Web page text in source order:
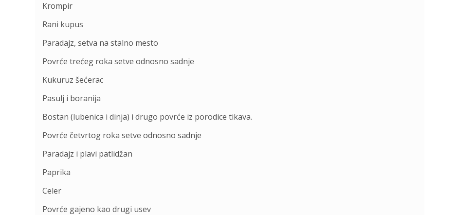
Krompir
Rani kupus
Paradajz, setva na stalno mesto
Povrće trećeg roka setve odnosno sadnje
Kukuruz šećerac
Pasulj i boranija
Bostan (lubenica i dinja) i drugo povrće iz porodice tikava.
Povrće četvrtog roka setve odnosno sadnje
Paradajz i plavi patlidžan
Paprika
Celer
Povrće gajeno kao drugi usev